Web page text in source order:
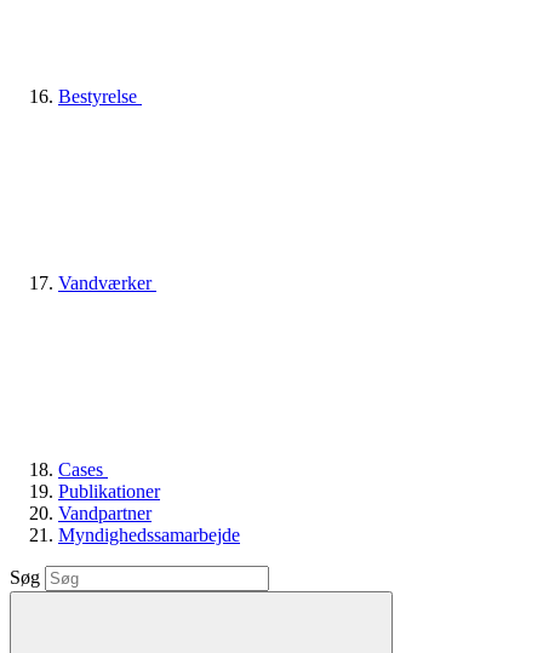
Bestyrelse
Vandværker
Cases
Publikationer
Vandpartner
Myndighedssamarbejde
Søg